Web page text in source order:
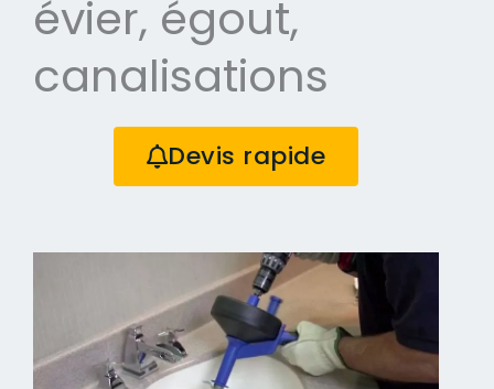
évier, égout,
canalisations
Devis rapide